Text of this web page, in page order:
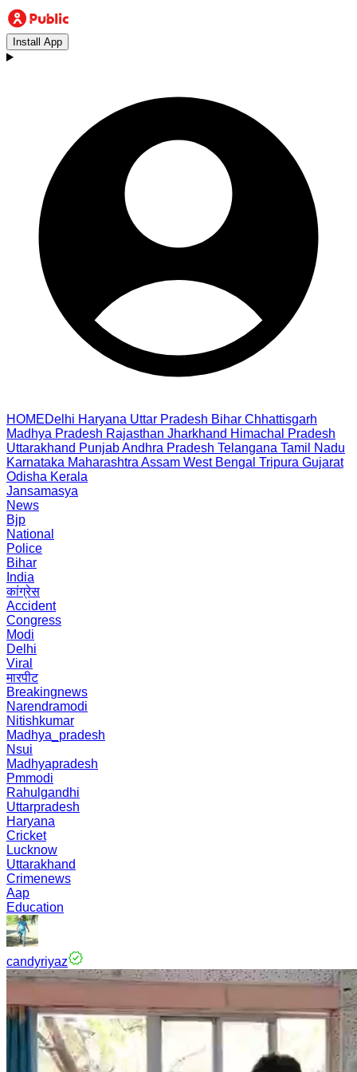
Install App
HOMEDelhi Haryana Uttar Pradesh Bihar Chhattisgarh
Madhya Pradesh Rajasthan Jharkhand Himachal Pradesh
Uttarakhand PunjabAndhra Pradesh Telangana Tamil Nadu
Karnataka Maharashtra Assam West Bengal Tripura Gujarat
Odisha Kerala
Jansamasya
News
Bjp
National
Police
Bihar
India
कांग्रेस
Accident
Congress
Modi
Delhi
Viral
मारपीट
Breakingnews
Narendramodi
Nitishkumar
Madhya_pradesh
Nsui
Madhyapradesh
Pmmodi
Rahulgandhi
Uttarpradesh
Haryana
Cricket
Lucknow
Uttarakhand
Crimenews
Aap
Education
candyriyaz